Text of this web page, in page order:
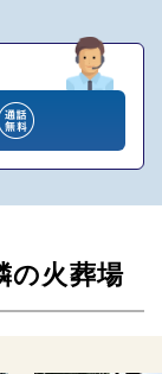
の火葬場